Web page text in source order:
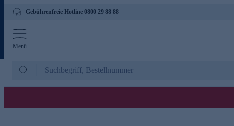
Gebührenfreie Hotline 0800 29 88 88
Menü